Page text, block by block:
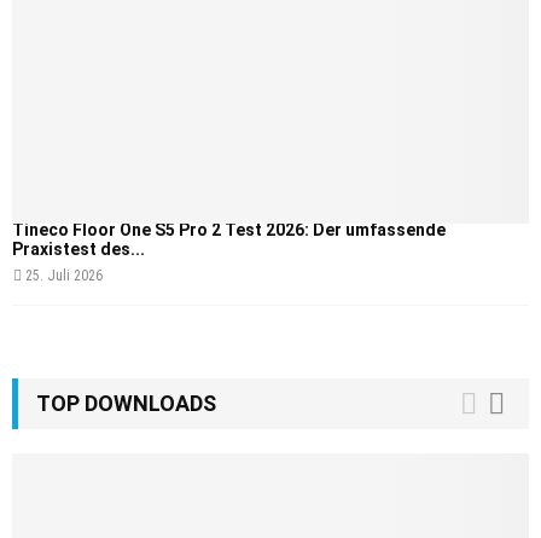
Tineco Floor One S5 Pro 2 Test 2026: Der umfassende
Praxistest des...
25. Juli 2026
TOP DOWNLOADS